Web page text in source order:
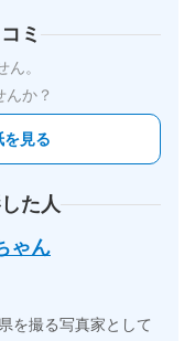
ミ
。
か？
見る
た人
ゃん
を撮る写真家として